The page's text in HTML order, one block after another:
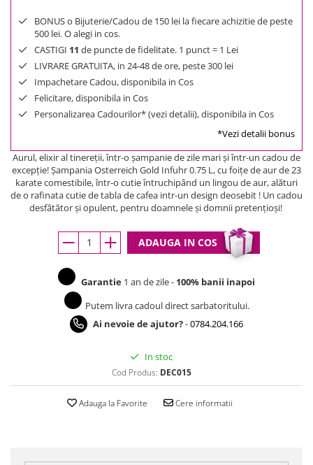
BONUS o Bijuterie/Cadou de 150 lei la fiecare achizitie de peste
500 lei. O alegi in cos.
CASTIGI 11 de puncte de fidelitate. 1 punct = 1 Lei
LIVRARE GRATUITA, in 24-48 de ore, peste 300 lei
Impachetare Cadou, disponibila in Cos
Felicitare, disponibila in Cos
Personalizarea Cadourilor* (vezi detalii), disponibila in Cos
*Vezi detalii bonus
Aurul, elixir al tinereţii, într-o şampanie de zile mari şi într-un cadou de
excepţie! Şampania Osterreich Gold Infuhr 0.75 L, cu foiţe de aur de 23
karate comestibile, într-o cutie întruchipând un lingou de aur, alături
de o rafinata cutie de tabla de cafea intr-un design deosebit ! Un cadou
desfătător şi opulent, pentru doamnele şi domnii pretenţioşi!
ADAUGA IN COS
Garantie 1 an de zile - 100% banii inapoi
Putem livra cadoul direct sarbatoritului.
Ai nevoie de ajutor?-0784.204.166
In stoc
Cod Produs: DEC015
Adauga la Favorite Cere informatii